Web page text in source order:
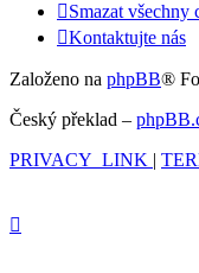
Smazat všechny
Kontaktujte nás
Založeno na phpBB®
Český překlad –
PRIVACY_LINK |